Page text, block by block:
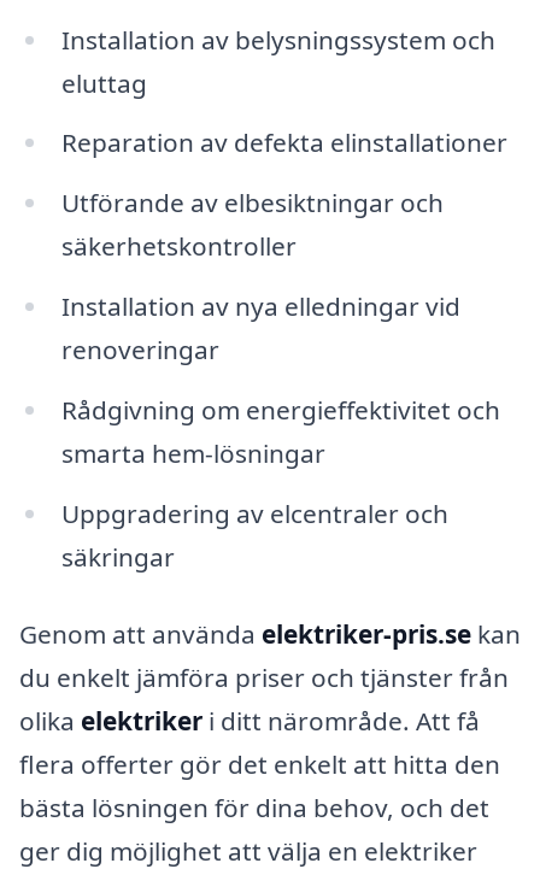
Installation av belysningssystem och
eluttag
Reparation av defekta elinstallationer
Utförande av elbesiktningar och
säkerhetskontroller
Installation av nya elledningar vid
renoveringar
Rådgivning om energieffektivitet och
smarta hem-lösningar
Uppgradering av elcentraler och
säkringar
Genom att använda elektriker-pris.se kan
du enkelt jämföra priser och tjänster från
olika elektriker i ditt närområde. Att få
flera offerter gör det enkelt att hitta den
bästa lösningen för dina behov, och det
ger dig möjlighet att välja en elektriker